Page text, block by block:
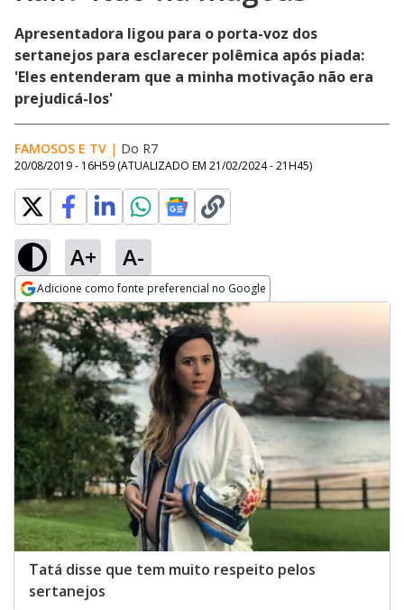
Apresentadora ligou para o porta-voz dos
sertanejos para esclarecer polêmica após piada:
'Eles entenderam que a minha motivação não era
prejudicá-los'
FAMOSOS E TV | Do R7
20/08/2019 - 16H59 (ATUALIZADO EM 21/02/2024 - 21H45)
A+ A-
Adicione como fonte preferencial no Google
Opens in new window
Tatá disse que tem muito respeito pelos
sertanejos